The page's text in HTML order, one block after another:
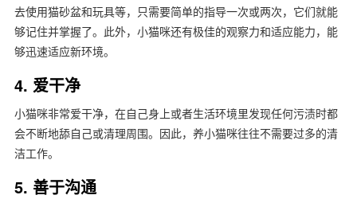
去使用猫砂盆和玩具等，只需要简单的指导一次或两次，它们就能
够记住并掌握了。此外，小猫咪还有极佳的观察力和适应能力，能
够迅速适应新环境。
4. 爱干净
小猫咪非常爱干净，在自己身上或者生活环境里发现任何污渍时都
会不断地舔自己或清理周围。因此，养小猫咪往往不需要过多的清
洁工作。
5. 善于沟通